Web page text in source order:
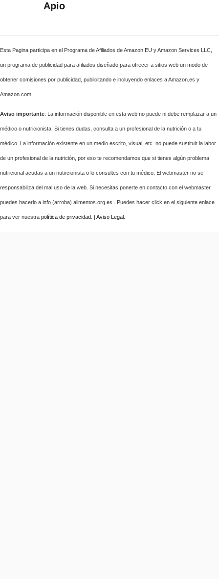
Apio
Esta Pagina participa en el Programa de Afiliados de Amazon EU y Amazon Services LLC,
un programa de publicidad para afiliados diseñado para ofrecer a sitios web un modo de
obtener comisiones por publicidad, publicitando e incluyendo enlaces a Amazon.es y
Amazon.com
Aviso importante: La información disponible en esta web no puede ni debe remplazar a un
médico o nutricionista. Si tienes dudas, consulta a un profesional de la nutrición o a tu
médico. La información existente en un medio escrito, visual, etc. no puede sustituir la labor
de un profesional de la nutrición, por eso te recomendamos que si tienes algún problema
nutricional acudas a un nutircionista o lo consultes con tu médico. El webmaster no se
responsabiliza del mal uso de la web. Si necesitas ponerte en contacto con el webmaster,
puedes hacerlo a info (arroba) alimentos.org.es . Puedes hacer click en el siguiente enlace
para ver nuestra política de privacidad . | Aviso Legal